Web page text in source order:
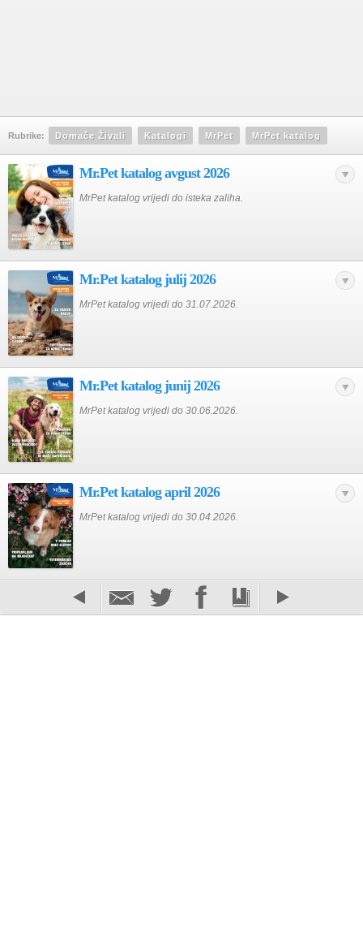
Rubrike: Domače Živali Katalogi MrPet MrPet katalog
Mr.Pet katalog avgust 2026
MrPet katalog vrijedi do isteka zaliha.
Mr.Pet katalog julij 2026
MrPet katalog vrijedi do 31.07.2026.
Mr.Pet katalog junij 2026
MrPet katalog vrijedi do 30.06.2026.
Mr.Pet katalog april 2026
MrPet katalog vrijedi do 30.04.2026.